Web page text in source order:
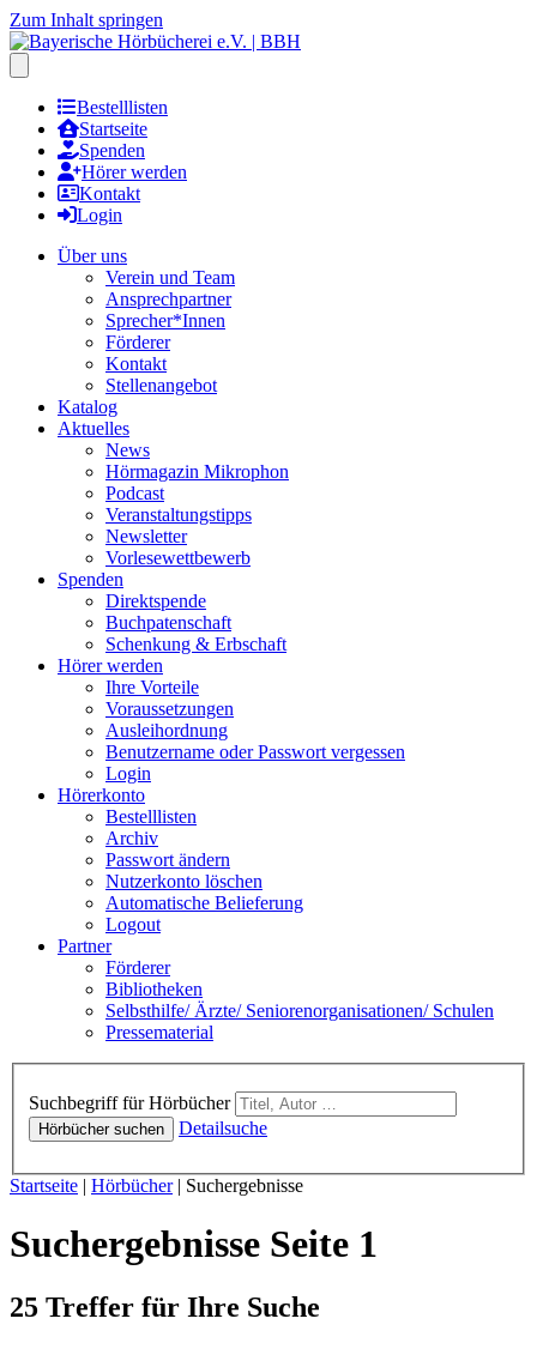
Zum Inhalt springen
Bestelllisten
Startseite
Spenden
Hörer werden
Kontakt
Login
Über uns
Verein und Team
Ansprechpartner
Sprecher*Innen
Förderer
Kontakt
Stellenangebot
Katalog
Aktuelles
News
Hörmagazin Mikrophon
Podcast
Veranstaltungstipps
Newsletter
Vorlesewettbewerb
Spenden
Direktspende
Buchpatenschaft
Schenkung & Erbschaft
Hörer werden
Ihre Vorteile
Voraussetzungen
Ausleihordnung
Benutzername oder Passwort vergessen
Login
Hörerkonto
Bestelllisten
Archiv
Passwort ändern
Nutzerkonto löschen
Automatische Belieferung
Logout
Partner
Förderer
Bibliotheken
Selbsthilfe/ Ärzte/ Seniorenorganisationen/ Schulen
Pressematerial
Suchbegriff für Hörbücher
Hörbücher suchen Detailsuche
Sie sind hier:
Startseite | Hörbücher| Suchergebnisse
Suchergebnisse Seite 1
25 Treffer für Ihre Suche